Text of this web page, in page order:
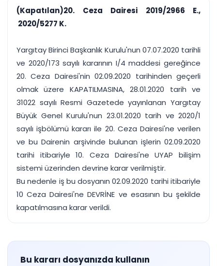
Duruşma ve görev
takvimi
Hatırlatma ve
takibi
Tek panelde uçtan uca yönetim
UYAP & UETS entegrasyonundan finansa, hepsi bir arada.
Tüm özellikleri inceleyin Ücretsiz Başlayın
(Kapatılan)20. Ceza Dairesi 2019/2966 E.,
2020/5277 K.
Yargıtay Birinci Başkanlık Kurulu'nun 07.07.2020 tarihli
ve 2020/173 sayılı kararının I/4 maddesi gereğince
20. Ceza Dairesi'nin 02.09.2020 tarihinden geçerli
olmak üzere KAPATILMASINA, 28.01.2020 tarih ve
31022 sayılı Resmi Gazetede yayınlanan Yargıtay
Büyük Genel Kurulu'nun 23.01.2020 tarih ve 2020/1
sayılı işbölümü kararı ile 20. Ceza Dairesi'ne verilen
ve bu Dairenin arşivinde bulunan işlerin 02.09.2020
tarihi itibariyle 10. Ceza Dairesi'ne UYAP bilişim
sistemi üzerinden devrine karar verilmiştir.
Bu nedenle iş bu dosyanın 02.09.2020 tarihi itibariyle
10 Ceza Dairesi'ne DEVRİNE ve esasının bu şekilde
kapatılmasına karar verildi.
Bu kararı dosyanızda kullanın